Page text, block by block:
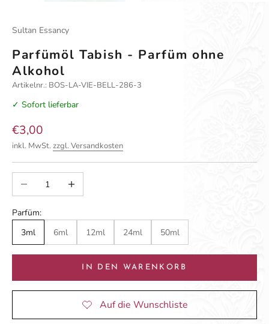
Sultan Essancy
Parfümöl Tabish - Parfüm ohne
Alkohol
Artikelnr.: BOS-LA-VIE-BELL-286-3
✓ Sofort lieferbar
Angebot
€3,00
inkl. MwSt. zzgl. Versandkosten
Anzahl verringernAnzahl erhöhen
Parfüm:
3ml
6ml 12ml 24ml 50ml
IN DEN WARENKORB